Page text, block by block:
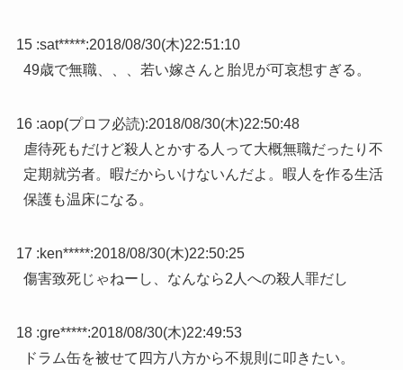
15 :sat*****:2018/08/30(木)22:51:10
49歳で無職、、、若い嫁さんと胎児が可哀想すぎる。
16 :aop(プロフ必読):2018/08/30(木)22:50:48
虐待死もだけど殺人とかする人って大概無職だったり不
定期就労者。暇だからいけないんだよ。暇人を作る生活
保護も温床になる。
17 :ken*****:2018/08/30(木)22:50:25
傷害致死じゃねーし、なんなら2人への殺人罪だし
18 :gre*****:2018/08/30(木)22:49:53
ドラム缶を被せて四方八方から不規則に叩きたい。